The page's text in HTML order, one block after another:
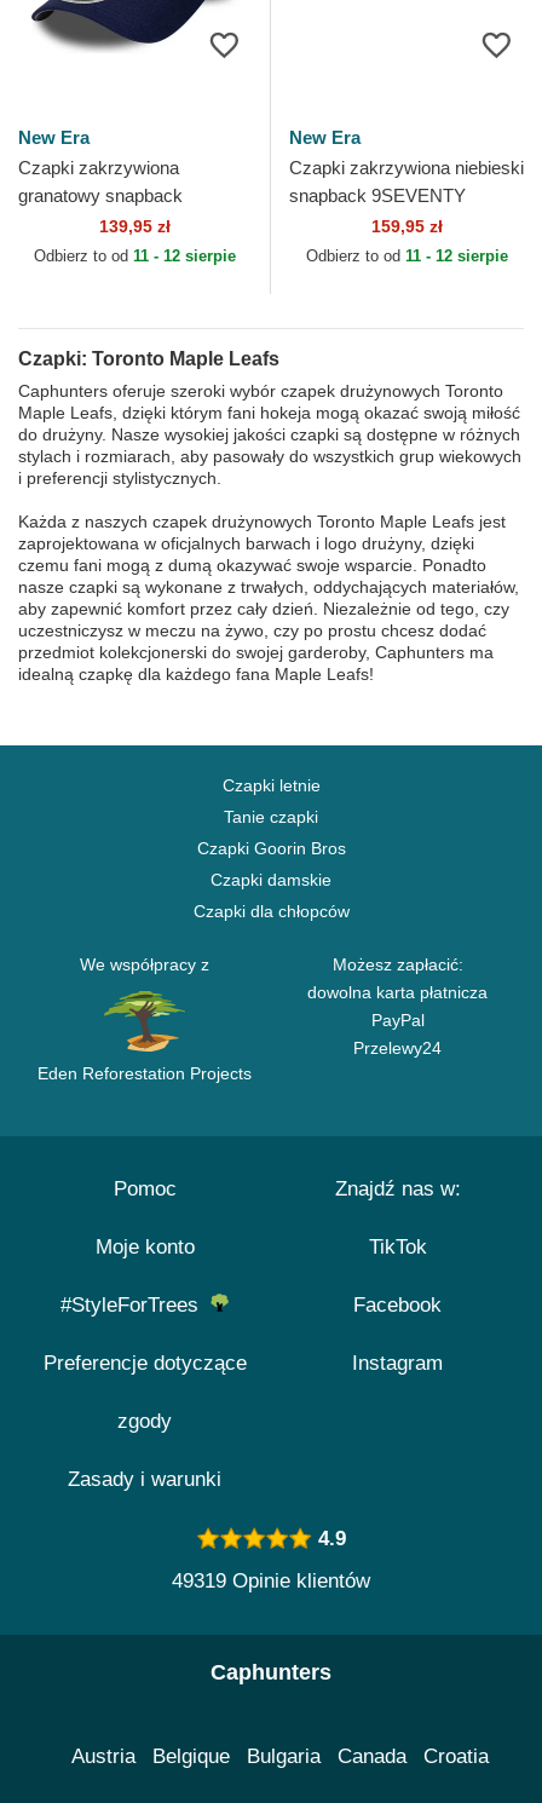
New Era
Czapki zakrzywiona
granatowy snapback
9FORTY M-Crown Team
Toronto Maple Leafs NHL
139,95 zł
Odbierz to od 11 - 12 sierpie
New Era
Czapki zakrzywiona niebieski
snapback 9SEVENTY
Stretch Snap Stated Toronto
Maple Leafs NHL New Era
159,95 zł
Odbierz to od 11 - 12 sierpie
Czapki: Toronto Maple Leafs
Caphunters oferuje szeroki wybór czapek drużynowych Toronto
Maple Leafs, dzięki którym fani hokeja mogą okazać swoją miłość
do drużyny. Nasze wysokiej jakości czapki są dostępne w różnych
stylach i rozmiarach, aby pasowały do wszystkich grup wiekowych
i preferencji stylistycznych.
Każda z naszych czapek drużynowych Toronto Maple Leafs jest
zaprojektowana w oficjalnych barwach i logo drużyny, dzięki
czemu fani mogą z dumą okazywać swoje wsparcie. Ponadto
nasze czapki są wykonane z trwałych, oddychających materiałów,
aby zapewnić komfort przez cały dzień. Niezależnie od tego, czy
uczestniczysz w meczu na żywo, czy po prostu chcesz dodać
przedmiot kolekcjonerski do swojej garderoby, Caphunters ma
idealną czapkę dla każdego fana Maple Leafs!
Czapki letnie
Tanie czapki
Czapki Goorin Bros
Czapki damskie
Czapki dla chłopców
We współpracy z
Eden Reforestation Projects
Możesz zapłacić:
dowolna karta płatnicza
PayPal
Przelewy24
Pomoc
Moje konto
#StyleForTrees
Preferencje dotyczące
zgody
Zasady i warunki
Znajdź nas w:
TikTok
Facebook
Instagram
4.9
49319 Opinie klientów
Caphunters
Austria Belgique Bulgaria Canada Croatia